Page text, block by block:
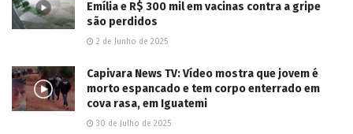
Emília e R$ 300 mil em vacinas contra a gripe
são perdidos
2 de Junho de 2025
Capivara News TV: Vídeo mostra que jovem é
morto espancado e tem corpo enterrado em
cova rasa, em Iguatemi
30 de Julho de 2025